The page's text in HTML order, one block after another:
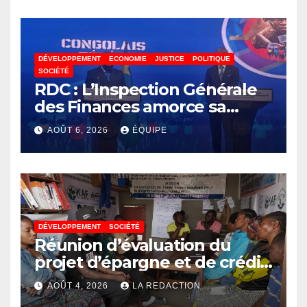
DÉVELOPPEMENT ECONOMIE JUSTICE
POLITIQUE
SOCIÉTÉ
RDC : L’Inspection Générale
des Finances amorce sa
révolution numérique pour
un contrôle permanent des
finances publiques
AOÛT 6, 2026 ÉQUIPE
DÉVELOPPEMENT SOCIÉTÉ
Réunion d’évaluation du
projet d’épargne et de crédit
de JIRANI MSAADA Asbl : des
résultats encourageants et
AOÛT 4, 2026 LA REDACTION